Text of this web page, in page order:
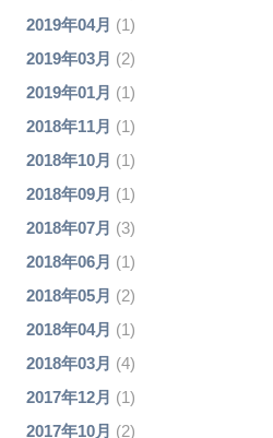
2019年04月 (1)
2019年03月 (2)
2019年01月 (1)
2018年11月 (1)
2018年10月 (1)
2018年09月 (1)
2018年07月 (3)
2018年06月 (1)
2018年05月 (2)
2018年04月 (1)
2018年03月 (4)
2017年12月 (1)
2017年10月 (2)